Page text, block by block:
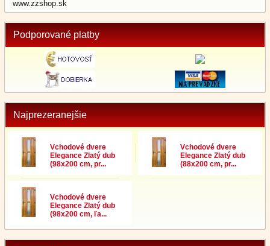
www.zzshop.sk
Podporované platby
Najprezeranejšie
Vchodové dvere
Elegance Zlatý dub
(98x200 cm, pr...
Vchodové dvere
Elegance Zlatý dub
(88x200 cm, pr...
Vchodové dvere
Elegance Zlatý dub
(98x200 cm, ľa...